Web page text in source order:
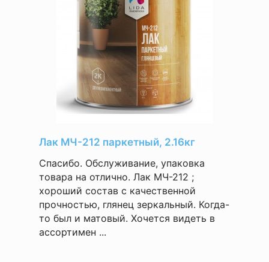
Лак МЧ-212 паркетный, 2.16кг
Спасибо. Обслуживание, упаковка
товара на отлично. Лак МЧ-212 ;
хороший состав с качественной
прочностью, глянец зеркальный. Когда-
то был и матовый. Хочется видеть в
ассортимен ...